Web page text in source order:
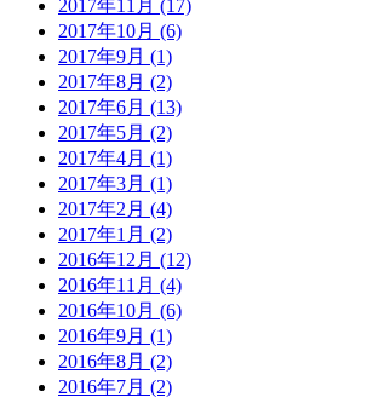
2017年11月 (17)
2017年10月 (6)
2017年9月 (1)
2017年8月 (2)
2017年6月 (13)
2017年5月 (2)
2017年4月 (1)
2017年3月 (1)
2017年2月 (4)
2017年1月 (2)
2016年12月 (12)
2016年11月 (4)
2016年10月 (6)
2016年9月 (1)
2016年8月 (2)
2016年7月 (2)